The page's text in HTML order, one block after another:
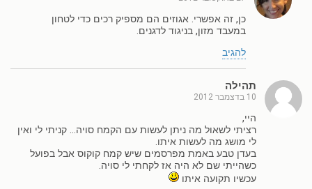
כן, זה אפשרי. אגוזים הם מספיק רכים כדי לטחון
במעבד מזון, בניגוד לדגנים.
להגיב
תהילה
10 בדצמבר 2012
היי,
רציתי לשאול מה ניתן לעשות עם הקמח סויה… קניתי לי ואין
לי מושג מה לעשות איתו.
בעדן טבע באמת מפרסמים שיש קמח קוקוס אבל בפועל
כשהייתי שם לא היה אז לקחתי לי סויה.
עכשיו תקועה איתו